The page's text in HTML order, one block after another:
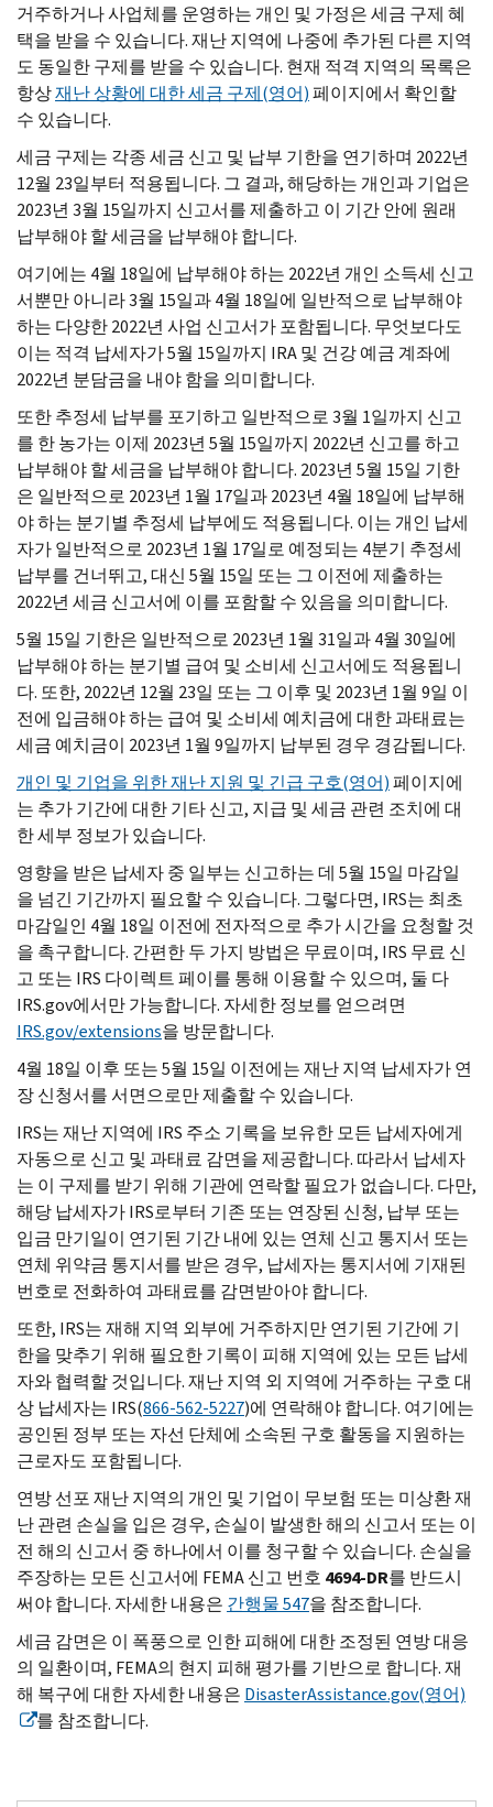
거주하거나 사업체를 운영하는 개인 및 가정은 세금 구제 혜
택을 받을 수 있습니다. 재난 지역에 나중에 추가된 다른 지역
도 동일한 구제를 받을 수 있습니다. 현재 적격 지역의 목록은
항상재난 상황에 대한 세금 구제(영어)페이지에서 확인할
수 있습니다.
세금 구제는 각종 세금 신고 및 납부 기한을 연기하며 2022년
12월 23일부터 적용됩니다. 그 결과, 해당하는 개인과 기업은
2023년 3월 15일까지 신고서를 제출하고 이 기간 안에 원래
납부해야 할 세금을 납부해야 합니다.
여기에는 4월 18일에 납부해야 하는 2022년 개인 소득세 신고
서뿐만 아니라 3월 15일과 4월 18일에 일반적으로 납부해야
하는 다양한 2022년 사업 신고서가 포함됩니다. 무엇보다도
이는 적격 납세자가 5월 15일까지 IRA 및 건강 예금 계좌에
2022년 분담금을 내야 함을 의미합니다.
또한 추정세 납부를 포기하고 일반적으로 3월 1일까지 신고
를 한 농가는 이제 2023년 5월 15일까지 2022년 신고를 하고
납부해야 할 세금을 납부해야 합니다. 2023년 5월 15일 기한
은 일반적으로 2023년 1월 17일과 2023년 4월 18일에 납부해
야 하는 분기별 추정세 납부에도 적용됩니다. 이는 개인 납세
자가 일반적으로 2023년 1월 17일로 예정되는 4분기 추정세
납부를 건너뛰고, 대신 5월 15일 또는 그 이전에 제출하는
2022년 세금 신고서에 이를 포함할 수 있음을 의미합니다.
5월 15일 기한은 일반적으로 2023년 1월 31일과 4월 30일에
납부해야 하는 분기별 급여 및 소비세 신고서에도 적용됩니
다. 또한, 2022년 12월 23일 또는 그 이후 및 2023년 1월 9일 이
전에 입금해야 하는 급여 및 소비세 예치금에 대한 과태료는
세금 예치금이 2023년 1월 9일까지 납부된 경우 경감됩니다.
개인 및 기업을 위한 재난 지원 및 긴급 구호(영어)페이지에
는 추가 기간에 대한 기타 신고, 지급 및 세금 관련 조치에 대
한 세부 정보가 있습니다.
영향을 받은 납세자 중 일부는 신고하는 데 5월 15일 마감일
을 넘긴 기간까지 필요할 수 있습니다. 그렇다면, IRS는 최초
마감일인 4월 18일 이전에 전자적으로 추가 시간을 요청할 것
을 촉구합니다. 간편한 두 가지 방법은 무료이며, IRS 무료 신
고 또는 IRS 다이렉트 페이를 통해 이용할 수 있으며, 둘 다
IRS.gov에서만 가능합니다. 자세한 정보를 얻으려면
IRS.gov/extensions을 방문합니다.
4월 18일 이후 또는 5월 15일 이전에는 재난 지역 납세자가 연
장 신청서를 서면으로만 제출할 수 있습니다.
IRS는 재난 지역에 IRS 주소 기록을 보유한 모든 납세자에게
자동으로 신고 및 과태료 감면을 제공합니다. 따라서 납세자
는 이 구제를 받기 위해 기관에 연락할 필요가 없습니다. 다만,
해당 납세자가 IRS로부터 기존 또는 연장된 신청, 납부 또는
입금 만기일이 연기된 기간 내에 있는 연체 신고 통지서 또는
연체 위약금 통지서를 받은 경우, 납세자는 통지서에 기재된
번호로 전화하여 과태료를 감면받아야 합니다.
또한, IRS는 재해 지역 외부에 거주하지만 연기된 기간에 기
한을 맞추기 위해 필요한 기록이 피해 지역에 있는 모든 납세
자와 협력할 것입니다. 재난 지역 외 지역에 거주하는 구호 대
상 납세자는 IRS(866-562-5227)에 연락해야 합니다. 여기에는
공인된 정부 또는 자선 단체에 소속된 구호 활동을 지원하는
근로자도 포함됩니다.
연방 선포 재난 지역의 개인 및 기업이 무보험 또는 미상환 재
난 관련 손실을 입은 경우, 손실이 발생한 해의 신고서 또는 이
전 해의 신고서 중 하나에서 이를 청구할 수 있습니다. 손실을
주장하는 모든 신고서에 FEMA 신고 번호 4694-DR를 반드시
써야 합니다. 자세한 내용은 간행물 547을 참조합니다.
세금 감면은 이 폭풍으로 인한 피해에 대한 조정된 연방 대응
의 일환이며, FEMA의 현지 피해 평가를 기반으로 합니다. 재
해 복구에 대한 자세한 내용은 DisasterAssistance.gov(영어)
를 참조합니다.